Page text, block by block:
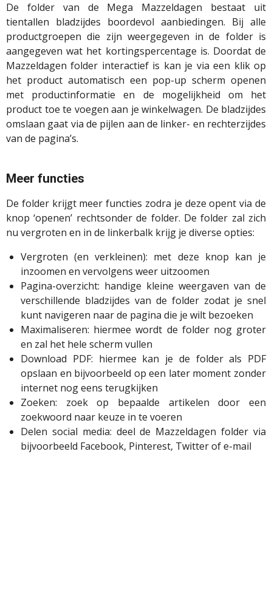
De folder van de Mega Mazzeldagen bestaat uit
tientallen bladzijdes boordevol aanbiedingen. Bij alle
productgroepen die zijn weergegeven in de folder is
aangegeven wat het kortingspercentage is. Doordat de
Mazzeldagen folder interactief is kan je via een klik op
het product automatisch een pop-up scherm openen
met productinformatie en de mogelijkheid om het
product toe te voegen aan je winkelwagen. De bladzijdes
omslaan gaat via de pijlen aan de linker- en rechterzijdes
van de pagina’s.
Meer functies
De folder krijgt meer functies zodra je deze opent via de
knop ‘openen’ rechtsonder de folder. De folder zal zich
nu vergroten en in de linkerbalk krijg je diverse opties:
Vergroten (en verkleinen): met deze knop kan je
inzoomen en vervolgens weer uitzoomen
Pagina-overzicht: handige kleine weergaven van de
verschillende bladzijdes van de folder zodat je snel
kunt navigeren naar de pagina die je wilt bezoeken
Maximaliseren: hiermee wordt de folder nog groter
en zal het hele scherm vullen
Download PDF: hiermee kan je de folder als PDF
opslaan en bijvoorbeeld op een later moment zonder
internet nog eens terugkijken
Zoeken: zoek op bepaalde artikelen door een
zoekwoord naar keuze in te voeren
Delen social media: deel de Mazzeldagen folder via
bijvoorbeeld Facebook, Pinterest, Twitter of e-mail